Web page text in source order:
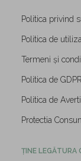
Politica privind
Politica de
Termeni și
Politica de GDPR
Politica de
Protectia
ȚINE LEGĂTURA